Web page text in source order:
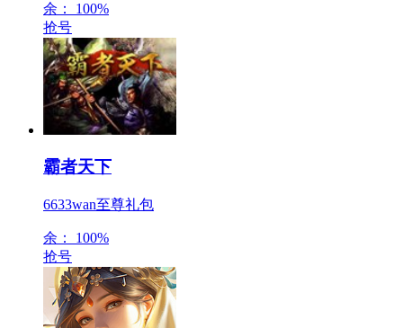
余：
100%
抢号
霸者天下
6633wan至尊礼包
余：
100%
抢号